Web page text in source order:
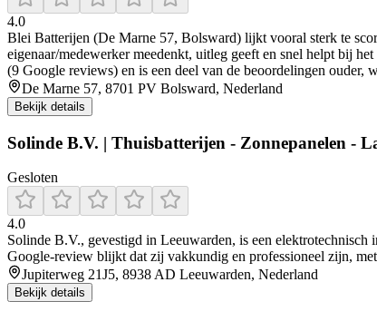
4.0
Blei Batterijen (De Marne 57, Bolsward) lijkt vooral sterk te
eigenaar/medewerker meedenkt, uitleg geeft en snel helpt bij
(9 Google reviews) en is een deel van de beoordelingen
De Marne 57, 8701 PV Bolsward, Nederland
Bekijk details
Solinde B.V. | Thuisbatterijen - Zonnepanelen -
Gesloten
4.0
Solinde B.V., gevestigd in Leeuwarden, is een
Google‑review blijkt dat zij vakkundig en professioneel zijn,
Jupiterweg 21J5, 8938 AD Leeuwarden, Nederland
Bekijk details